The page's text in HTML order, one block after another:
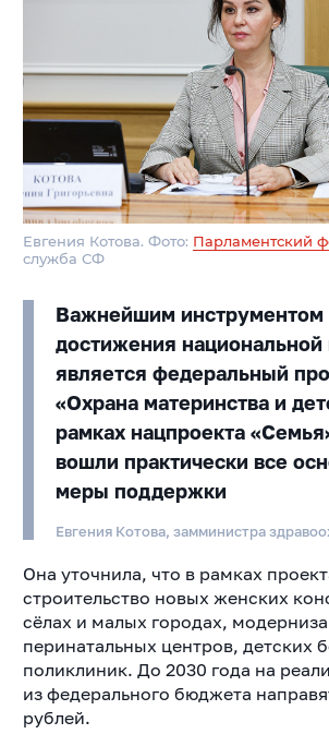
Евгения Котова. Фото: Парламентский
служба СФ
Важнейшим инструментом
достижения национальной
является федеральный
«Охрана материнства и
рамках нацпроекта
вошли практически все
меры поддержки
Евгения Котова, замминистра
Она уточнила, что в рамках
строительство новых женских
сёлах и малых городах,
перинатальных центров, детских
поликлиник. До 2030 года на
из федерального бюджета
рублей.